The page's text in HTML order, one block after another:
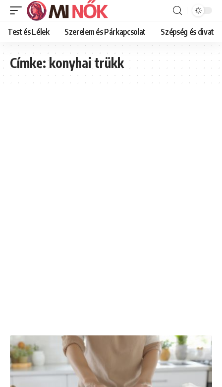
Test és Lélek Szerelem és Párkapcsolat Szépség és divat
Címke:konyhai trükk